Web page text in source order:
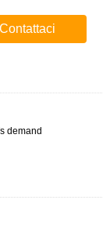
Contattaci
demand